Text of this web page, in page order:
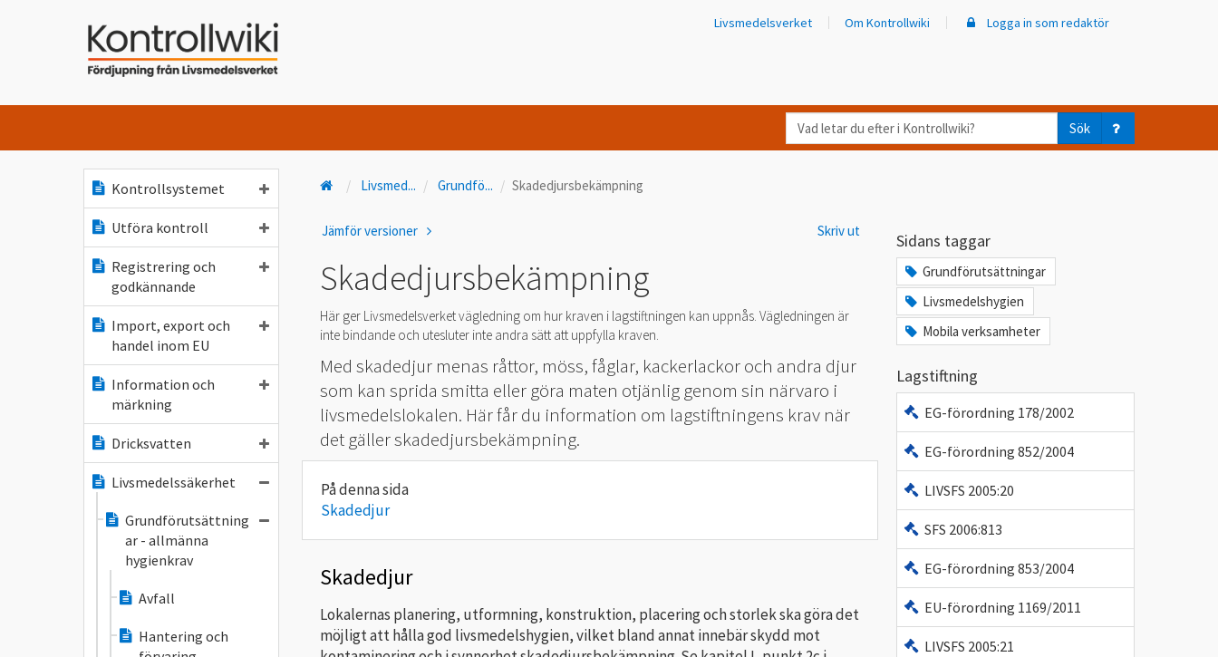
Livsmedelsverket Om Kontrollwiki Logga in som redaktör
Vad
letar
Kontrollwiki?
Sök
Kontrollsystemet
Utföra kontroll
Registrering och
godkännande
Import, export och
handel inom EU
Information och
märkning
Dricksvatten
Livsmedelssäkerhet
Grundförutsättning
ar - allmänna
hygienkrav
Avfall
Hantering och
Livsmed... Grundfö... Skadedjursbekämpning
Skriv ut
Jämför versioner
Skadedjursbekämpning
Här ger Livsmedelsverket vägledning om hur kraven i lagstiftningen kan uppnås. Vägledningen är
inte bindande och utesluter inte andra sätt att uppfylla kraven.
Med skadedjur menas råttor, möss, fåglar, kackerlackor och andra djur
som kan sprida smitta eller göra maten otjänlig genom sin närvaro i
livsmedelslokalen. Här får du information om lagstiftningens krav när
det gäller skadedjursbekämpning.
Skadedjur
Skadedjur
Lokalernas planering, utformning, konstruktion, placering och storlek ska göra det
möjligt att hålla god livsmedelshygien, vilket bland annat innebär skydd mot
Sidans taggar
Grundförutsättningar
Livsmedelshygien
Mobila verksamheter
Lagstiftning
EG-förordning 178/2002
EG-förordning 852/2004
LIVSFS 2005:20
SFS 2006:813
EG-förordning 853/2004
EU-förordning 1169/2011
LIVSFS 2005:21